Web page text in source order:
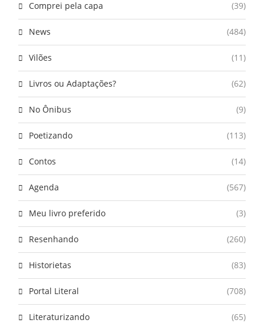
Comprei pela capa (39)
News (484)
Vilões (11)
Livros ou Adaptações? (62)
No Ônibus (9)
Poetizando (113)
Contos (14)
Agenda (567)
Meu livro preferido (3)
Resenhando (260)
Historietas (83)
Portal Literal (708)
Literaturizando (65)